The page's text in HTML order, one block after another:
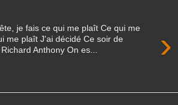
›
je fais ce qui me plaît Ce qui me
me plaît J'ai décidé Ce soir de
Anthony On es...